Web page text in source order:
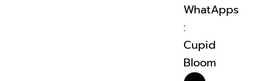
WhatApps
:
Cupid
Bloom